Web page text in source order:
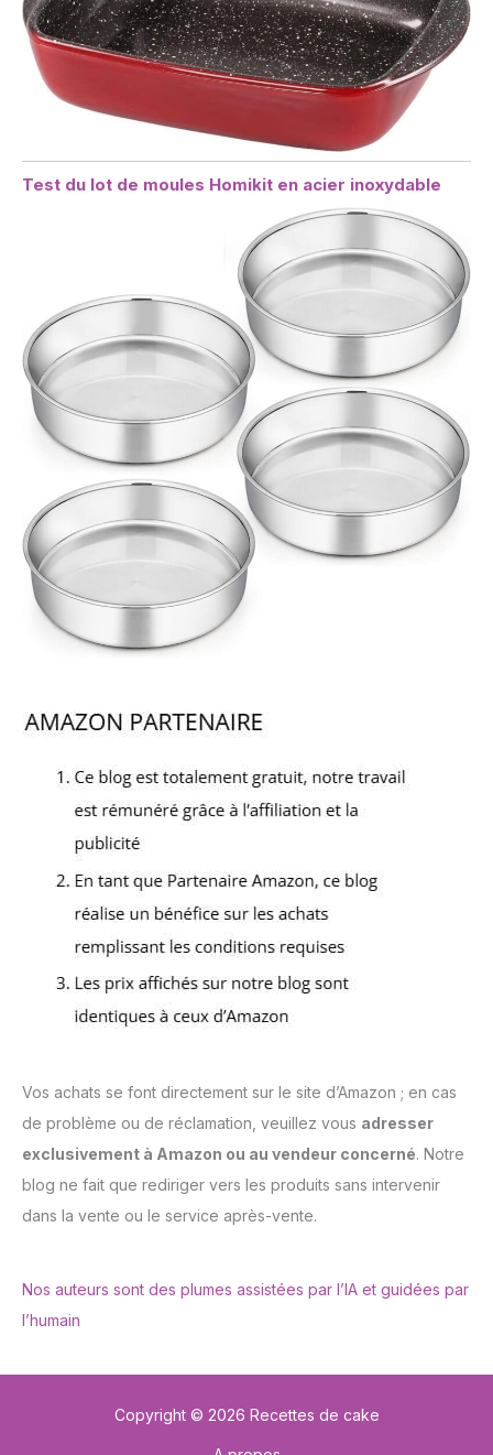
Test du lot de moules Homikit en acier inoxydable
Vos achats se font directement sur le site d’Amazon ; en cas
de problème ou de réclamation, veuillez vous adresser
exclusivement à Amazon ou au vendeur concerné. Notre
blog ne fait que rediriger vers les produits sans intervenir
dans la vente ou le service après-vente.
Nos auteurs sont des plumes assistées par l’IA et guidées par
l’humain
Copyright © 2026 Recettes de cake